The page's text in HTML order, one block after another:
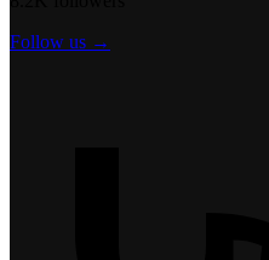
Follow us →